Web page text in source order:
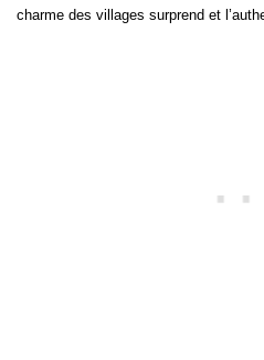
charme des villages surprend et